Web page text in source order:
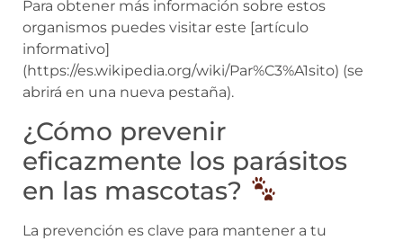
Para obtener más información sobre estos
organismos puedes visitar este [artículo
informativo]
(https://es.wikipedia.org/wiki/Par%C3%A1sito) (se
abrirá en una nueva pestaña).
¿Cómo prevenir
eficazmente los parásitos
en las mascotas?
La prevención es clave para mantener a tu